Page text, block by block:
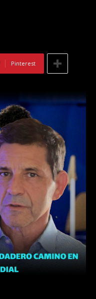
Pinterest